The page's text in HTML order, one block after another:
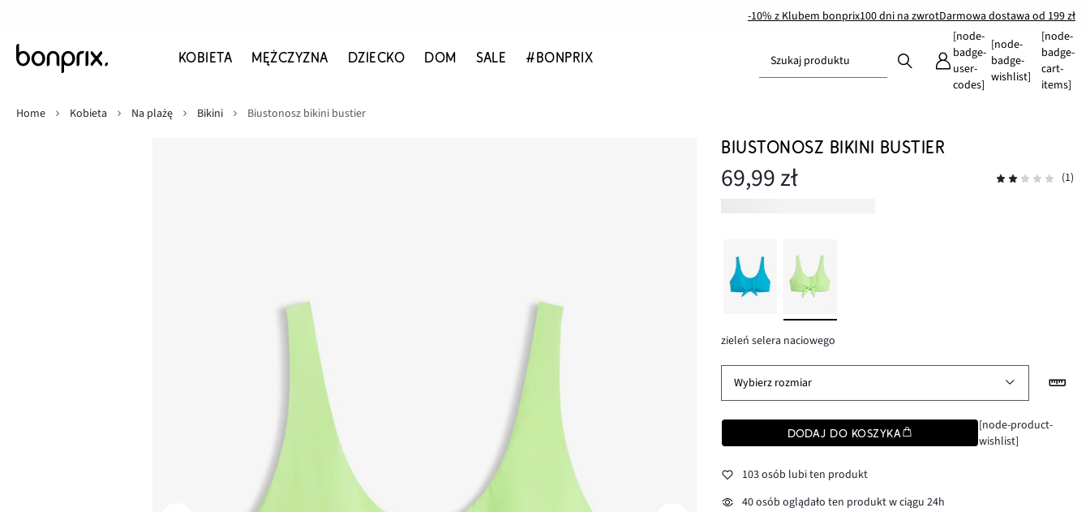
-10% z Klubem bonprix100 dni na zwrotDarmowa dostawa od 199 zł
KOBIETA MĘŻCZYZNA DZIECKO DOM SALE #BONPRIX Szukaj produktu
[node-
badge-
user-
codes]
[node-
badge-
wishlist]
[node-
badge-
cart-
items]
Home
Kobieta Na plażę Bikini Biustonosz bikini bustier
BIUSTONOSZ BIKINI BUSTIER
69,99 zł (1)
zieleń selera naciowego
Wybierz rozmiar
DODAJ DO KOSZYKA
[node-product-
wishlist]
103 osób lubi ten produkt
40 osób oglądało ten produkt w ciągu 24h